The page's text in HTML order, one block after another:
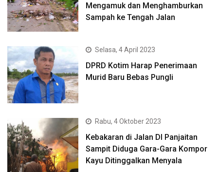
Mengamuk dan Menghamburkan
Sampah ke Tengah Jalan
Selasa, 4 April 2023
DPRD Kotim Harap Penerimaan
Murid Baru Bebas Pungli
Rabu, 4 Oktober 2023
Kebakaran di Jalan DI Panjaitan
Sampit Diduga Gara-Gara Kompor
Kayu Ditinggalkan Menyala